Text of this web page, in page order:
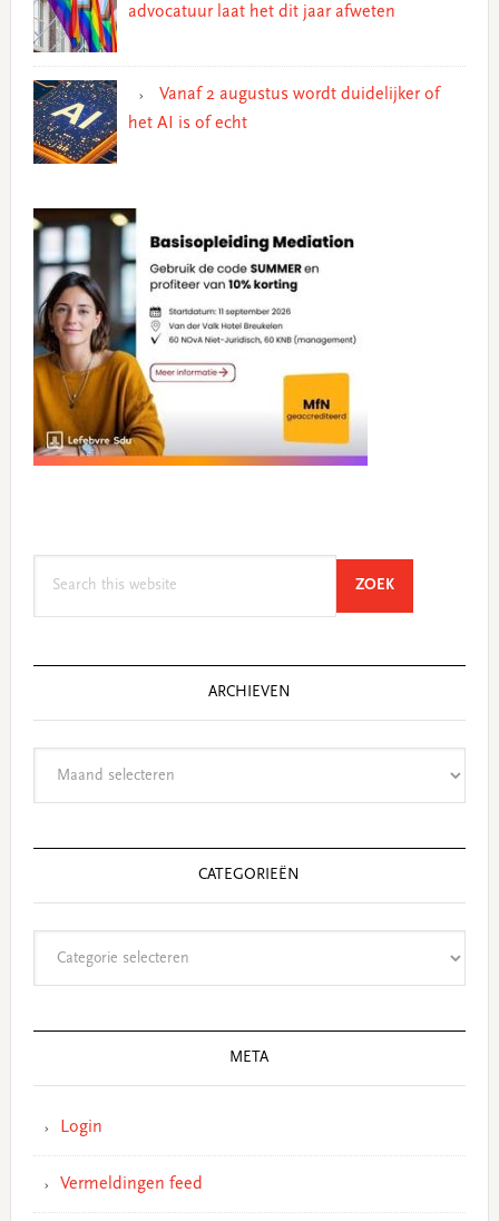
advocatuur laat het dit jaar afweten
Vanaf 2 augustus wordt duidelijker of
het AI is of echt
ZOEKSEARCH
ARCHIEVEN
CATEGORIEËN
META
Login
Vermeldingen feed